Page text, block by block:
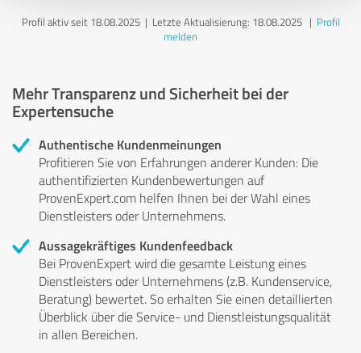
Profil aktiv seit 18.08.2025 | Letzte Aktualisierung: 18.08.2025| Profil
melden
Mehr Transparenz und Sicherheit bei der
Expertensuche
Authentische Kundenmeinungen
Profitieren Sie von Erfahrungen anderer Kunden: Die
authentifizierten Kundenbewertungen auf
ProvenExpert.com helfen Ihnen bei der Wahl eines
Dienstleisters oder Unternehmens.
Aussagekräftiges Kundenfeedback
Bei ProvenExpert wird die gesamte Leistung eines
Dienstleisters oder Unternehmens (z.B. Kundenservice,
Beratung) bewertet. So erhalten Sie einen detaillierten
Überblick über die Service- und Dienstleistungsqualität
in allen Bereichen.